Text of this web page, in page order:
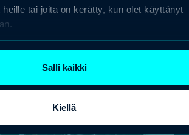
heille tai joita on kerätty, kun olet käyttänyt
Salli kaikki
Kiellä